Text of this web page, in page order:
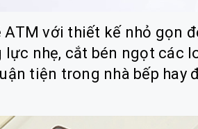
ATM với thiết kế nhỏ gọn
nhẹ, cắt bén ngọt các
tiện trong nhà bếp hay